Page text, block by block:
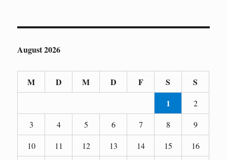
August 2026
M D M D F S
S
1
2
3
4 5 6 7 8
9
10
11 12 13 14 15
16